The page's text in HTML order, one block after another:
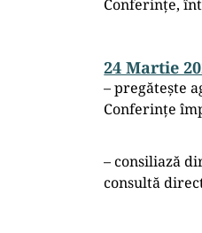
Conferințe,
24 Martie
– pregătește
Conferințe
– consiliază
consultă